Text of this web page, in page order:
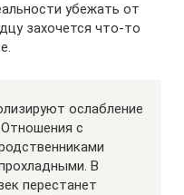
убежать от
захочется что-то
ослабление
с
В
перестанет